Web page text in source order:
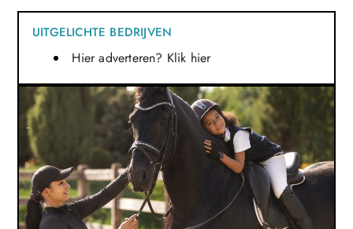
UITGELICHTE BEDRIJVEN
Hier adverteren? Klik hier